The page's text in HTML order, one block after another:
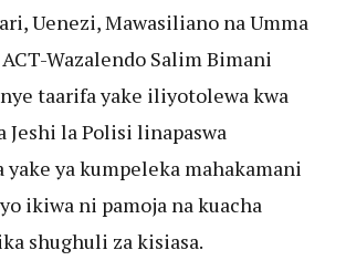
Uenezi, Mawasiliano na Umma
Wazalendo Salim Bimani
taarifa yake iliyotolewa kwa
Jeshi la Polisi linapaswa
yake ya kumpeleka mahakamani
ikiwa ni pamoja na kuacha
shughuli za kisiasa.